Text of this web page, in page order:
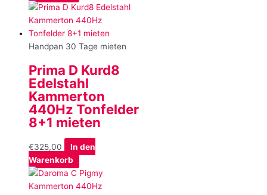
Handpan 30 Tage mieten
Prima D Kurd8
Edelstahl
Kammerton
440Hz Tonfelder
8+1 mieten
€325,00
In den
Warenkorb